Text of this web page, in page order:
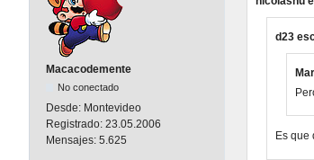
Macacodemente
No conectado
Desde: Montevideo
Registrado: 23.05.2006
Mensajes: 5.625
d23
Es que